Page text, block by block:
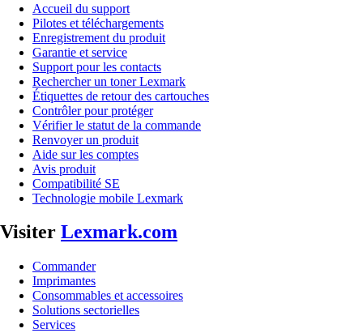
Accueil du support
Pilotes et téléchargements
Enregistrement du produit
Garantie et service
Support pour les contacts
Rechercher un toner Lexmark
Étiquettes de retour des cartouches
Contrôler pour protéger
Vérifier le statut de la commande
Renvoyer un produit
Aide sur les comptes
Avis produit
Compatibilité SE
Technologie mobile Lexmark
Visiter Lexmark.com
Commander
Imprimantes
Consommables et accessoires
Solutions sectorielles
Services